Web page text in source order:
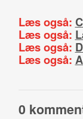
Læs også:
Læs også:
Læs også:
Læs også:
0